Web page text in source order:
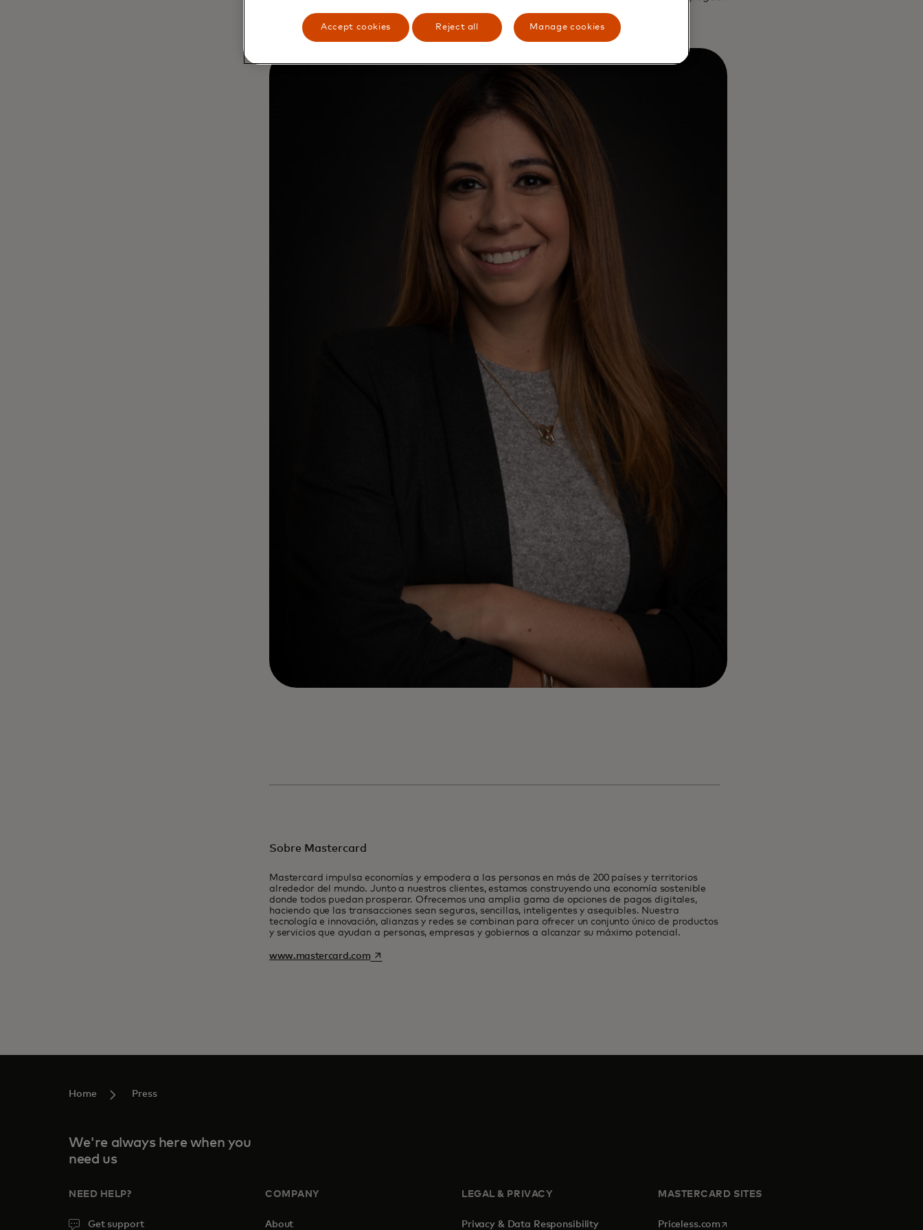
Sobre Mastercard
Mastercard impulsa economías y empodera a las personas en más de 200 países y territorios
alrededor del mundo. Junto a nuestros clientes, estamos construyendo una economía sostenible
donde todos puedan prosperar. Ofrecemos una amplia gama de opciones de pagos digitales,
haciendo que las transacciones sean seguras, sencillas, inteligentes y asequibles. Nuestra
tecnología e innovación, alianzas y redes se combinan para ofrecer un conjunto único de productos
y servicios que ayudan a personas, empresas y gobiernos a alcanzar su máximo potencial.
www.mastercard.comopens in a new tab
Home Press
We're always here when you
need us
NEED HELP?
Get support
COMPANY
About
LEGAL & PRIVACY
Privacy & Data Responsibility
MASTERCARD SITES
Priceless.com opens in a new tab
Accept cookies Reject all Manage cookies